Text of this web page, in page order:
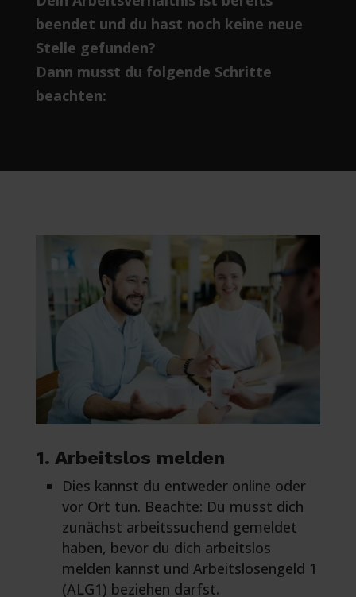
beendet und du hast noch keine neue
Stelle gefunden?
Dann musst du folgende Schritte
beachten:
1. Arbeitslos melden
Dies kannst du entweder online oder
vor Ort tun. Beachte: Du musst dich
zunächst arbeitssuchend gemeldet
haben, bevor du dich arbeitslos
melden kannst und Arbeitslosengeld 1
(ALG1) beziehen darfst.